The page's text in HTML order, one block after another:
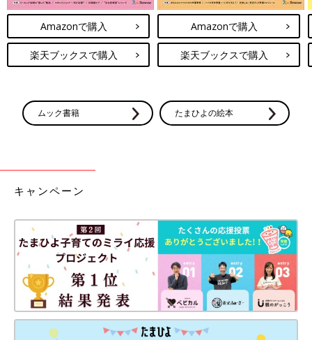
Amazonで購入
楽天ブックスで購入
Amazonで購入
楽天ブックスで購入
ムック書籍 たまひよの絵本
キャンペーン